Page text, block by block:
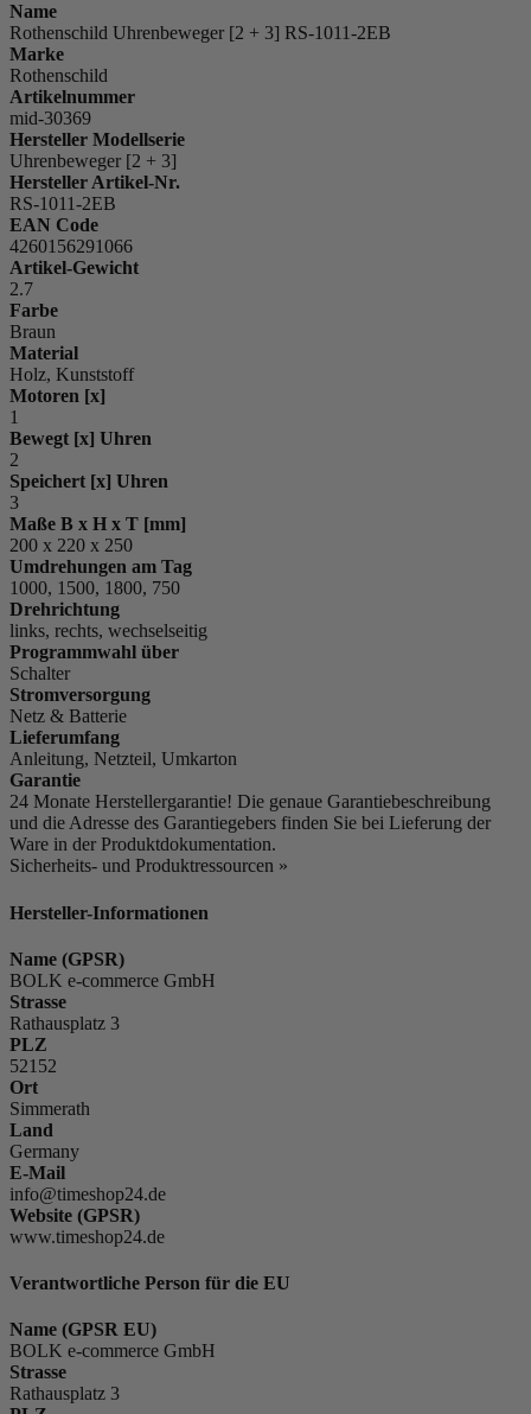
Name
Rothenschild Uhrenbeweger [2 + 3] RS-1011-2EB
Marke
Rothenschild
Artikelnummer
mid-30369
Hersteller Modellserie
Uhrenbeweger [2 + 3]
Hersteller Artikel-Nr.
RS-1011-2EB
EAN Code
4260156291066
Artikel-Gewicht
2.7
Farbe
Braun
Material
Holz, Kunststoff
Motoren [x]
1
Bewegt [x] Uhren
2
Speichert [x] Uhren
3
Maße B x H x T [mm]
200 x 220 x 250
Umdrehungen am Tag
1000, 1500, 1800, 750
Drehrichtung
links, rechts, wechselseitig
Programmwahl über
Schalter
Stromversorgung
Netz & Batterie
Lieferumfang
Anleitung, Netzteil, Umkarton
Garantie
24 Monate Herstellergarantie! Die genaue Garantiebeschreibung
und die Adresse des Garantiegebers finden Sie bei Lieferung der
Ware in der Produktdokumentation.
Sicherheits- und Produktressourcen »
Hersteller-Informationen
Name (GPSR)
BOLK e-commerce GmbH
Strasse
Rathausplatz 3
PLZ
52152
Ort
Simmerath
Land
Germany
E-Mail
info@timeshop24.de
Website (GPSR)
www.timeshop24.de
Verantwortliche Person für die EU
Name (GPSR EU)
BOLK e-commerce GmbH
Strasse
Rathausplatz 3